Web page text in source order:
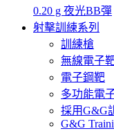
0.20 g 夜光BB彈
射擊訓練系列
訓練槍
無線電子
電子鋼靶
多功能電
採用G&G
G&G